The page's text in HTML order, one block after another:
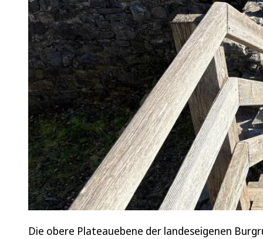
Die obere Plateauebene der landeseigenen